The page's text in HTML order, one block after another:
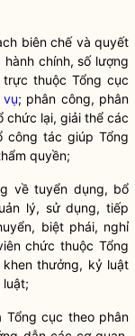
biên chế và quyết
chính, số lượng
thuộc Tổng cục
; phân công, phân
chức lại, giải thể các
công tác giúp Tổng
quyền;
về tuyển dụng, bổ
lý, sử dụng, tiếp
biệt phái, nghỉ
chức thuộc Tổng
thưởng, kỷ luật
luật;
cục theo phân